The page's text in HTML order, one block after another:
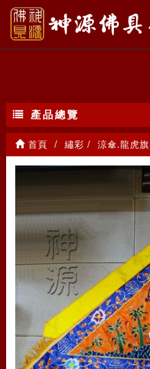
涼傘.龍虎旗
產品總覽
首頁 繡彩 涼傘.龍虎旗